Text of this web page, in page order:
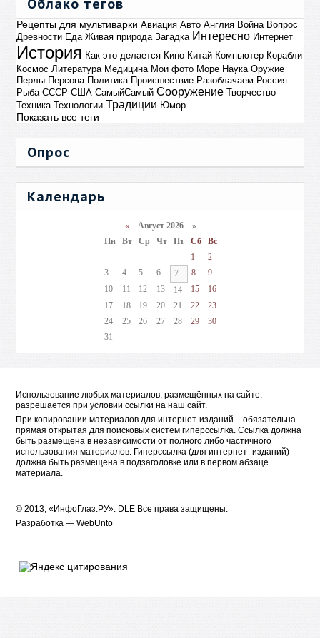
Облако тегов
Рецепты для мультиварки Авиация Авто Англия Война Вопрос
Древности Еда Живая природа Загадка Интересно Интернет
История Как это делается Кино Китай Компьютер Корабли
Космос Литература Медицина Мои фото Море Наука Оружие
Перлы Персона Политика Происшествие Разоблачаем Россия
Рыба СССР США СамыйСамый Сооружение Творчество
Техника Технологии Традиции Юмор
Показать все теги
Опрос
Календарь
«Август 2026 »
Пн
Вт Ср Чт Пт Сб
Вс
1
2
3
4 5 6 7 8
9
10
11 12 13 14 15
16
17
18 19 20 21 22
23
24
25 26 27 28 29
30
31
Использование любых материалов, размещённых на сайте,
разрешается при условии ссылки на наш сайт.
При копировании материалов для интернет-изданий – обязательна
прямая открытая для поисковых систем гиперссылка. Ссылка должна
быть размещена в независимости от полного либо частичного
использования материалов. Гиперссылка (для интернет- изданий) –
должна быть размещена в подзаголовке или в первом абзаце
материала.
© 2013, «ИнфоГлаз.РУ». DLE Все права защищены.
Разработка —WebUnto